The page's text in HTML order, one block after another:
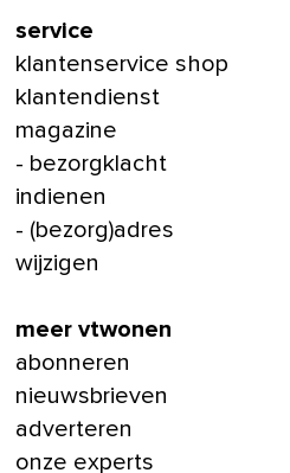
service
klantenservice shop
klantendienst
magazine
- bezorgklacht
indienen
- (bezorg)adres
wijzigen
meer vtwonen
abonneren
nieuwsbrieven
adverteren
onze experts